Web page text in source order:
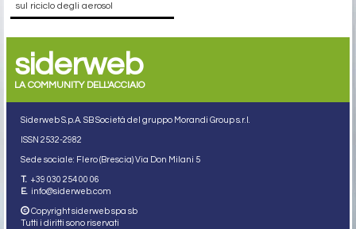
sul riciclo degli aerosol
siderweb
LA COMMUNITY DELL'ACCIAIO
Siderweb S.p.A. SB Società del gruppo Morandi Group s.r.l.
ISSN 2532-2982
Sede sociale: Flero (Brescia) Via Don Milani 5
T. +39 030 254 00 06
E. info@siderweb.com
Copyright siderweb spa sb
Tutti i diritti sono riservati